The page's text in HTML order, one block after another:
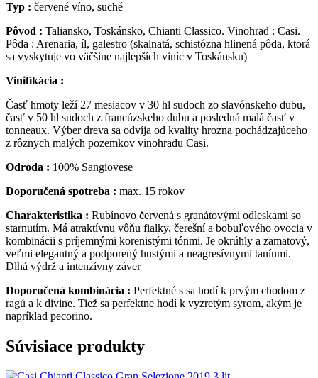
Typ : červené víno, suché
Pôvod : Taliansko, Toskánsko, Chianti Classico. Vinohrad : Casi.
Pôda : Arenaria, íl, galestro (skalnatá, schistózna hlinená pôda, ktorá
sa vyskytuje vo väčšine najlepších viníc v Toskánsku)
Vinifikácia :
Časť hmoty leží 27 mesiacov v 30 hl sudoch zo slavónskeho dubu,
časť v 50 hl sudoch z francúzskeho dubu a posledná malá časť v
tonneaux. Výber dreva sa odvíja od kvality hrozna pochádzajúceho
z rôznych malých pozemkov vinohradu Casi.
Odroda : 100% Sangiovese
Doporučená spotreba : max. 15 rokov
Charakteristika : Rubínovo červená s granátovými odleskami so
starnutím. Má atraktívnu vôňu fialky, čerešní a bobuľového ovocia v
kombinácii s príjemnými korenistými tónmi. Je okrúhly a zamatový,
veľmi elegantný a podporený hustými a neagresívnymi tanínmi.
Dlhá výdrž a intenzívny záver
Doporučená kombinácia : Perfektné s sa hodí k prvým chodom z
ragú a k divine. Tiež sa perfektne hodí k vyzretým syrom, akým je
napríklad pecorino.
Súvisiace produkty